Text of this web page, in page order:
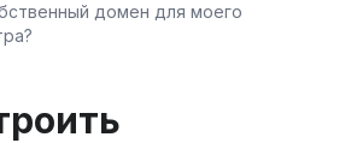
домен для моего